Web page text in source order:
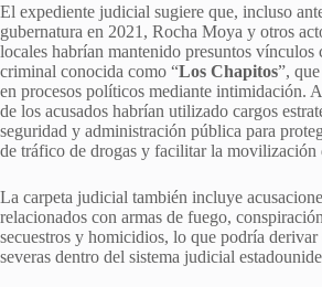
El expediente judicial sugiere que, incluso
gubernatura en 2021, Rocha Moya y otros
locales habrían mantenido presuntos vínculos
criminal conocida como “Los Chapitos”,
en procesos políticos mediante intimidación.
de los acusados habrían utilizado cargos
seguridad y administración pública para
de tráfico de drogas y facilitar la movilización
La carpeta judicial también incluye
relacionados con armas de fuego,
secuestros y homicidios, lo que podría derivar
severas dentro del sistema judicial